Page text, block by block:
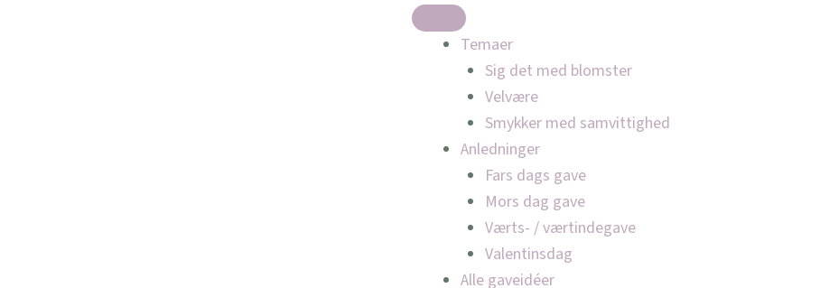
Temaer
Sig det med blomster
Velvære
Smykker med samvittighed
Anledninger
Fars dags gave
Mors dag gave
Værts- / værtindegave
Valentinsdag
Alle gaveidéer